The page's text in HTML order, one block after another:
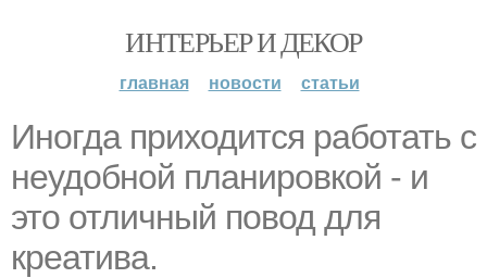
ИНТЕРЬЕР И ДЕКОР
главная новости статьи
Иногда приходится работать с
неудобной планировкой - и
это отличный повод для
креатива.